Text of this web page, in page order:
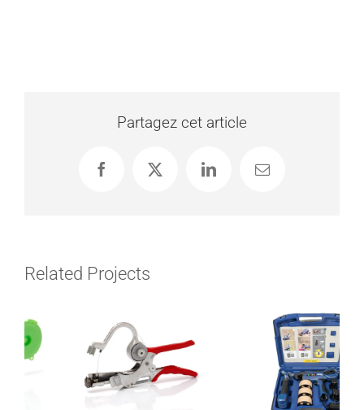
Partagez cet article
FacebookX LinkedInEmail
Related Projects